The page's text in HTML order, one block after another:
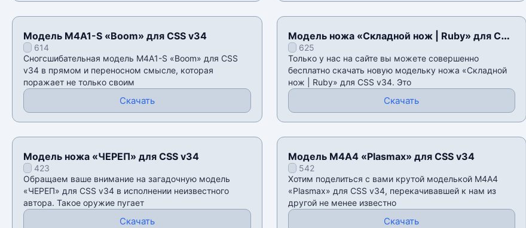
Модель M4A1-S «Boom» для CSS v34
614
Сногсшибательная модель M4A1-S «Boom» для CSS
v34 в прямом и переносном смысле, которая
поражает не только своим
Скачать
Модель ножа «Складной нож | Ruby» для CSS
v34625
Только у нас на сайте вы можете совершенно
бесплатно скачать новую модельку ножа «Складной
нож | Ruby» для CSS v34. Это
Скачать
Модель ножа «ЧЕРЕП» для CSS v34
423
Обращаем ваше внимание на загадочную модель
«ЧЕРЕП» для CSS v34 в исполнении неизвестного
автора. Такое оружие пугает
Скачать
Модель М4А4 «Plasmax» для CSS v34
542
Хотим поделиться с вами крутой моделькой М4А4
«Plasmax» для CSS v34, перекачивавшей к нам из
другой не менее известно
Скачать